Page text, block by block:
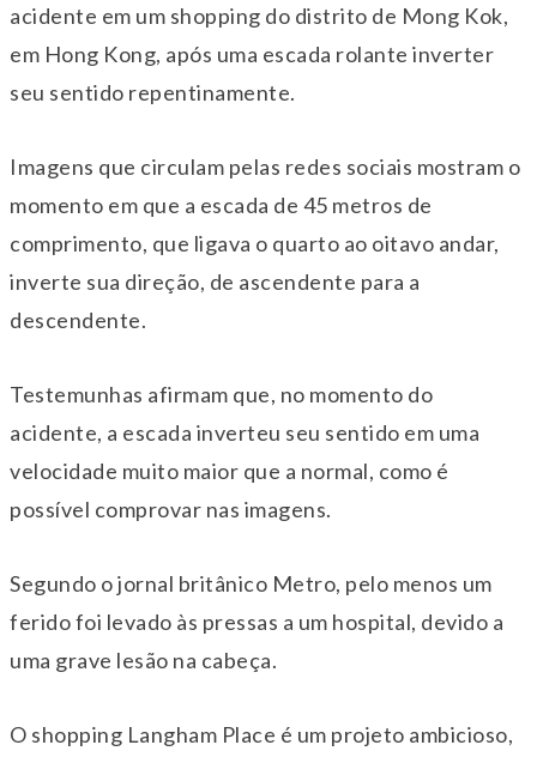
acidente em um shopping do distrito de Mong Kok,
em Hong Kong, após uma escada rolante inverter
seu sentido repentinamente.
Imagens que circulam pelas redes sociais mostram o
momento em que a escada de 45 metros de
comprimento, que ligava o quarto ao oitavo andar,
inverte sua direção, de ascendente para a
descendente.
Testemunhas afirmam que, no momento do
acidente, a escada inverteu seu sentido em uma
velocidade muito maior que a normal, como é
possível comprovar nas imagens.
Segundo o jornal britânico Metro, pelo menos um
ferido foi levado às pressas a um hospital, devido a
uma grave lesão na cabeça.
O shopping Langham Place é um projeto ambicioso,